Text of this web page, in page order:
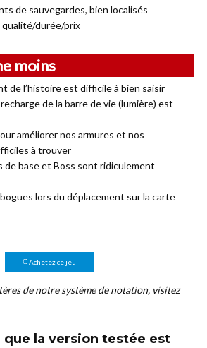
de sauvegardes, bien localisés
durée/prix
moins
de l’histoire est difficile à bien saisir
de la barre de vie (lumière) est
améliorer nos armures et nos
à trouver
de base et Boss sont ridiculement
lors du déplacement sur la carte
Achetez ce jeu
de notre système de notation, visitez
que la version testée est